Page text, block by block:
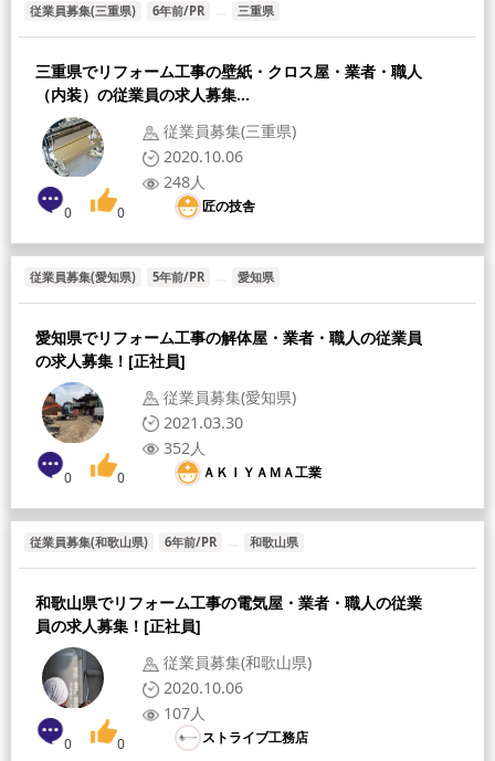
従業員募集(三重県) 6年前/PR 三重県
三重県でリフォーム工事の壁紙・クロス屋・業者・職人
（内装）の従業員の求人募集...
従業員募集(三重県)
2020.10.06
248人
匠の技舎
0 0
従業員募集(愛知県) 5年前/PR 愛知県
愛知県でリフォーム工事の解体屋・業者・職人の従業員
の求人募集！[正社員]
従業員募集(愛知県)
2021.03.30
352人
ＡＫＩＹＡＭＡ工業
0 0
従業員募集(和歌山県) 6年前/PR 和歌山県
和歌山県でリフォーム工事の電気屋・業者・職人の従業
員の求人募集！[正社員]
従業員募集(和歌山県)
2020.10.06
107人
ストライブ工務店
0 0